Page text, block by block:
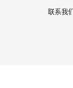
联系我们